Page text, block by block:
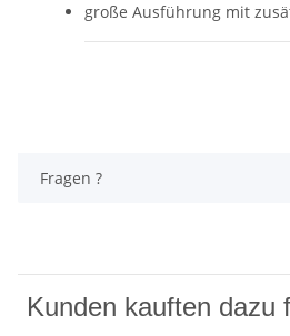
große Ausführung mit
Fragen ?
Kunden kauften dazu